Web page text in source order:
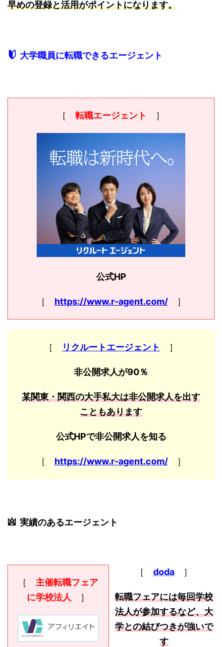
早めの登録と活用がポイントになります。
大学職員に転職できるエージェント
［ 転職エージェント ］
公式HP
［ https://www.r-agent.com/］
［ リクルートエージェント ］
非公開求人が90％
某関東・関西の大手私大は非公開求人を出す
こともあります
公式HPで非公開求人を知る
［ https://www.r-agent.com/］
実績のあるエージェント
［ 主催転職フェア
に学校法人
］
［doda ］
転職フェアには毎回学校
法人が参加するなど、大
学との結びつきが強いで
す